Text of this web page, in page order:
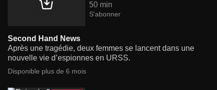
50 min
S'abonner
Second Hand News
Après une tragédie, deux femmes se lancent dans une
nouvelle vie d’espionnes en URSS.
Disponible plus de 6 mois